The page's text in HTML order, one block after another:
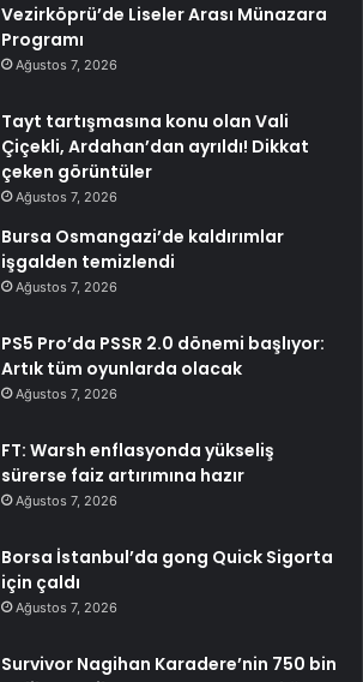
Vezirköprü’de Liseler Arası Münazara
Programı
Ağustos 7, 2026
Tayt tartışmasına konu olan Vali
Çiçekli, Ardahan’dan ayrıldı! Dikkat
çeken görüntüler
Ağustos 7, 2026
Bursa Osmangazi’de kaldırımlar
işgalden temizlendi
Ağustos 7, 2026
PS5 Pro’da PSSR 2.0 dönemi başlıyor:
Artık tüm oyunlarda olacak
Ağustos 7, 2026
FT: Warsh enflasyonda yükseliş
sürerse faiz artırımına hazır
Ağustos 7, 2026
Borsa İstanbul’da gong Quick Sigorta
için çaldı
Ağustos 7, 2026
Survivor Nagihan Karadere’nin 750 bin